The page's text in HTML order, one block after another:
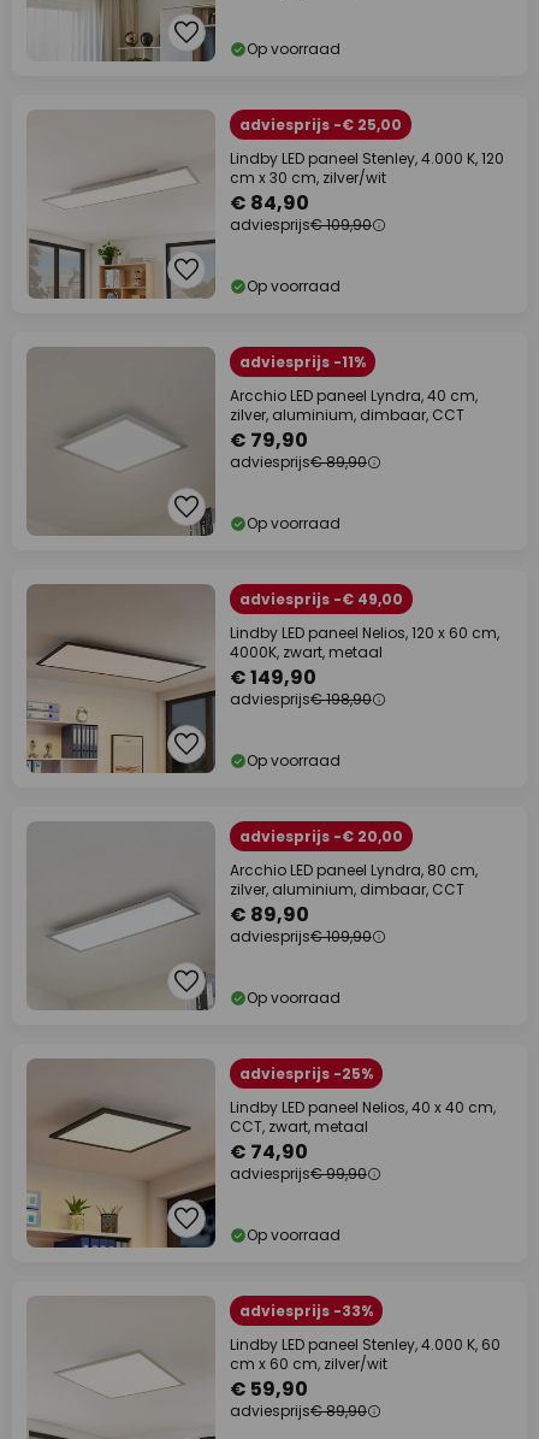
Op voorraad
adviesprijs -€ 25,00
Lindby LED paneel Stenley, 4.000 K, 120
cm x 30 cm, zilver/wit
€ 84,90
adviesprijs€ 109,90
Op voorraad
adviesprijs -11%
Arcchio LED paneel Lyndra, 40 cm,
zilver, aluminium, dimbaar, CCT
€ 79,90
adviesprijs€ 89,90
Op voorraad
adviesprijs -€ 49,00
Lindby LED paneel Nelios, 120 x 60 cm,
4000K, zwart, metaal
€ 149,90
adviesprijs€ 198,90
Op voorraad
adviesprijs -€ 20,00
Arcchio LED paneel Lyndra, 80 cm,
zilver, aluminium, dimbaar, CCT
€ 89,90
adviesprijs€ 109,90
Op voorraad
adviesprijs -25%
Lindby LED paneel Nelios, 40 x 40 cm,
CCT, zwart, metaal
€ 74,90
adviesprijs€ 99,90
Op voorraad
adviesprijs -33%
Lindby LED paneel Stenley, 4.000 K, 60
cm x 60 cm, zilver/wit
€ 59,90
adviesprijs€ 89,90